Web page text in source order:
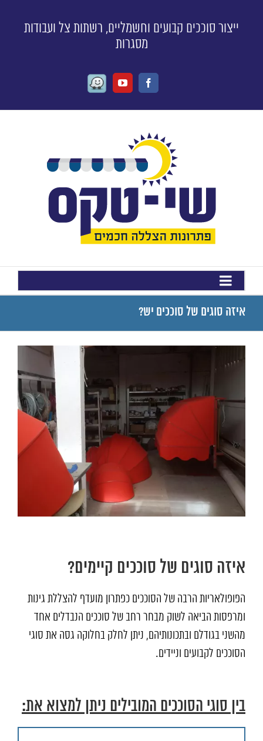
ייצור סוככים קבועים וחשמליים, רשתות צל ועבודות
מסגרות
Facebook
Youtube
Waze
איזה סוגים של סוככים יש?
איזה סוגים של סוככים קיימים?
הפופולאריות הרבה של הסוככים כפתרון מועדף להצללת גינות
ומרפסות הביאה לשוק מבחר רחב של סוככים הנבדלים אחד
מהשני בגודלם ובתכונותיהם, ניתן לחלק בחלוקה גסה את סוגי
הסוככים לקבועים וניידים.
בין סוגי הסוככים המובילים ניתן למצוא את: